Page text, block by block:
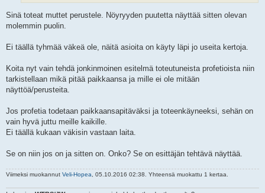
Sinä toteat muttet perustele. Nöyryyden puutetta näyttää sitten olevan
molemmin puolin.
Ei täällä tyhmää väkeä ole, näitä asioita on käyty läpi jo useita kertoja.
Koita nyt vain tehdä jonkinmoinen esitelmä toteutuneista profetioista niin
tarkistellaan mikä pitää paikkaansa ja mille ei ole mitään
näyttöä/perusteita.
Jos profetia todetaan paikkaansapitäväksi ja toteenkäyneeksi, sehän on
vain hyvä juttu meille kaikille.
Ei täällä kukaan väkisin vastaan laita.
Se on niin jos on ja sitten on. Onko? Se on esittäjän tehtävä näyttää.
Viimeksi muokannut Veli-Hopea , 05.10.2016 02:38. Yhteensä muokattu 1 kertaa.